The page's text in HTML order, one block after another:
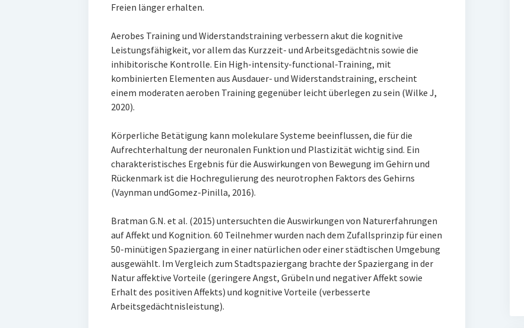
Freien länger erhalten.
Aerobes Training und Widerstandstraining verbessern akut die kognitive
Leistungsfähigkeit, vor allem das Kurzzeit- und Arbeitsgedächtnis sowie die
inhibitorische Kontrolle. Ein High-intensity-functional-Training, mit
kombinierten Elementen aus Ausdauer- und Widerstandstraining, erscheint
einem moderaten aeroben Training gegenüber leicht überlegen zu sein (Wilke J,
2020).
Körperliche Betätigung kann molekulare Systeme beeinflussen, die für die
Aufrechterhaltung der neuronalen Funktion und Plastizität wichtig sind. Ein
charakteristisches Ergebnis für die Auswirkungen von Bewegung im Gehirn und
Rückenmark ist die Hochregulierung des neurotrophen Faktors des Gehirns
(Vaynman undGomez-Pinilla, 2016).
Bratman G.N. et al. (2015) untersuchten die Auswirkungen von Naturerfahrungen
auf Affekt und Kognition. 60 Teilnehmer wurden nach dem Zufallsprinzip für einen
50-minütigen Spaziergang in einer natürlichen oder einer städtischen Umgebung
ausgewählt. Im Vergleich zum Stadtspaziergang brachte der Spaziergang in der
Natur affektive Vorteile (geringere Angst, Grübeln und negativer Affekt sowie
Erhalt des positiven Affekts) und kognitive Vorteile (verbesserte
Arbeitsgedächtnisleistung).